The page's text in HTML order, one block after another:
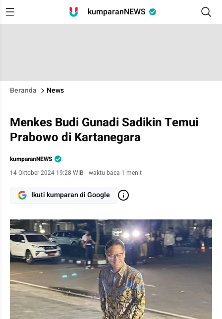
kumparanNEWS
Beranda News
Menkes Budi Gunadi Sadikin Temui
Prabowo di Kartanegara
kumparanNEWS
14 Oktober 2024 19:28 WIB · waktu baca 1 menit
Ikuti kumparan di Google